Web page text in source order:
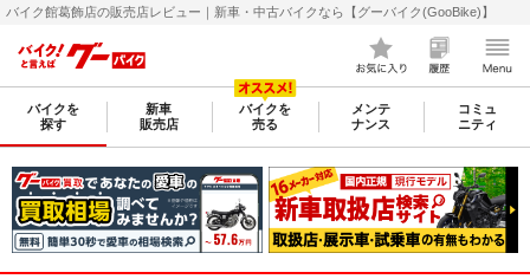
バイク館葛飾店の販売店レビュー｜新車・中古バイクなら【グーバイク(GooBike)】
バイクを
探す
新車
販売店
バイクを
売る
メンテ
ナンス
コミュ
ニティ